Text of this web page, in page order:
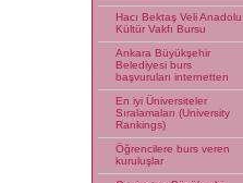
Hacı Bektaş Veli Anadolu
Kültür Vakfı Bursu
Ankara Büyükşehir
Belediyesi burs
başvuruları internetten
En iyi Üniversiteler
Sıralamaları (University
Rankings)
Öğrencilere burs veren
kuruluşlar